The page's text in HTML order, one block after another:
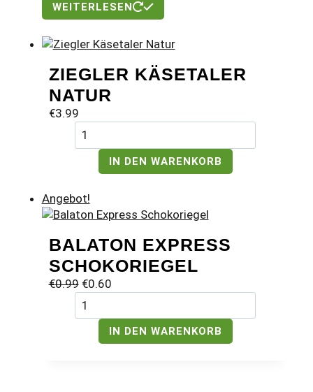
WEITERLESEN
ZIEGLER KÄSETALER
NATUR
€3.99
Ziegler
Käsetaler
Menge
IN DEN WARENKORB
Angebot!
BALATON EXPRESS
SCHOKORIEGEL
€0.99 Ursprünglicher
Preis
war:
€0.99
€0.60Aktueller
ist:
€0.60.
Balaton
Express
Schokoriegel
Menge
IN DEN WARENKORB